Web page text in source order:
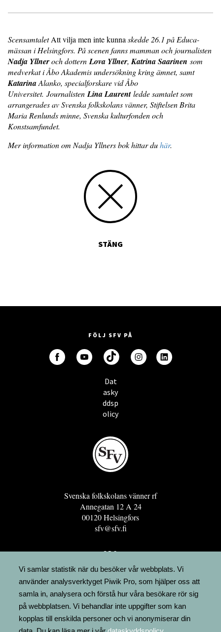
ScensamtaletAtt vilja men inte kunna skedde 26.1 på Educa-
mässan i Helsingfors. På scenen fanns mamman och journalisten
Nadja Yllneroch dottern Lova Yllner, Katrina Saarinen som
medverkat i Åbo Akademis undersökning kring ämnet, samt
KatarinaAlanko, specialforskare vid Åbo
Universitet. Journalisten Lina Laurentledde samtalet som
arrangerades av Svenska folkskolans vänner, Stiftelsen Brita
Maria Renlunds minne, Svenska kulturfonden och
Konstsamfundet.
Mer information om Nadja Yllners bok hittar duhär.
STÄNG
FÖLJ SFV PÅ
Dat
asky
ddsp
olicy
Svenska folkskolans vänner rf
Annegatan 12 A 24
00120 Helsingfors
sfv@sfv.fi
GRO
FÖRENINGSRESURSEN
MINNESRUNOR.FI
UPPSLAGSVERKET FINLAND
LÄGENHETER
FAKTURERING
Vi samlar statistik när du besöker vår webbplats. Vi
använder analysverktyget Piwik Pro, som hjälper oss att
samla in, analysera och förstå hur våra besökare rör sig
på webbplatsen. Vi behandlar inte uppgifter som kan
kopplas till enskilda personer och vi anonymiserar din